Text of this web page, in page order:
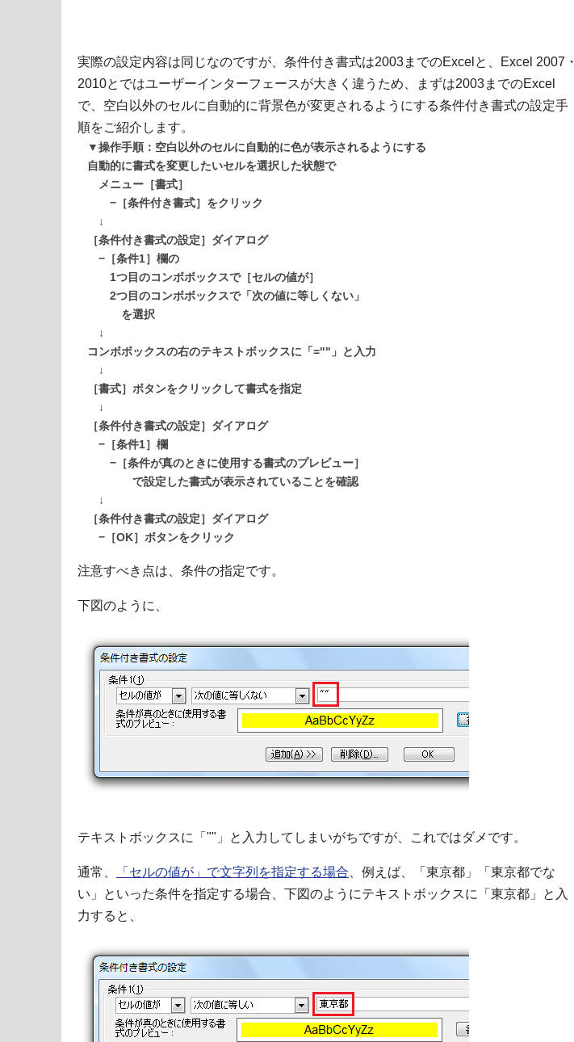
実際の設定内容は同じなのですが、条件付き書式は2003までのExcelと、Excel 2007・
2010とではユーザーインターフェースが大きく違うため、まずは2003までのExcel
で、空白以外のセルに自動的に背景色が変更されるようにする条件付き書式の設定手
順をご紹介します。
▼操作手順：空白以外のセルに自動的に色が表示されるようにする
自動的に書式を変更したいセルを選択した状態で
メニュー［書式］
−［条件付き書式］をクリック
↓
［条件付き書式の設定］ダイアログ
−［条件1］欄の
1つ目のコンボボックスで［セルの値が］
2つ目のコンボボックスで「次の値に等しくない」
を選択
↓
コンボボックスの右のテキストボックスに「=""」と入力
↓
［書式］ボタンをクリックして書式を指定
↓
［条件付き書式の設定］ダイアログ
−［条件1］欄
−［条件が真のときに使用する書式のプレビュー］
で設定した書式が表示されていることを確認
↓
［条件付き書式の設定］ダイアログ
−［OK］ボタンをクリック
注意すべき点は、条件の指定です。
下図のように、
テキストボックスに「""」と入力してしまいがちですが、これではダメです。
通常、 「セルの値が」で文字列を指定する場合 、例えば、「東京都」「東京都でな
い」といった条件を指定する場合、下図のようにテキストボックスに「東京都」と入
力すると、